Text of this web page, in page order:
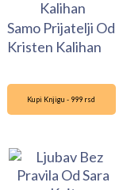
Samo Prijatelji Od
Kristen Kalihan
Kupi Knjigu - 999 rsd